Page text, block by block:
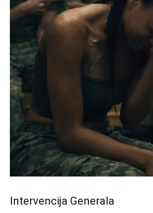
Intervencija Generala